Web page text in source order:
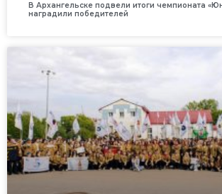
В Архангельске подвели итоги чемпионата
наградили победителей